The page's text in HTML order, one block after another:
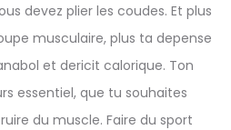
devez plier les coudes. Et plus
musculaire, plus ta depense
et dericit calorique. Ton
essentiel, que tu souhaites
du muscle. Faire du sport